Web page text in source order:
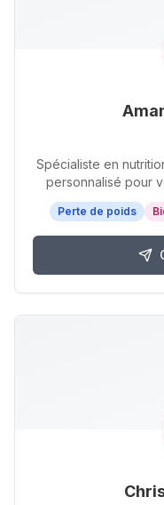
Spécialiste en
personnalisé pour
vitalité au
Perte de poids